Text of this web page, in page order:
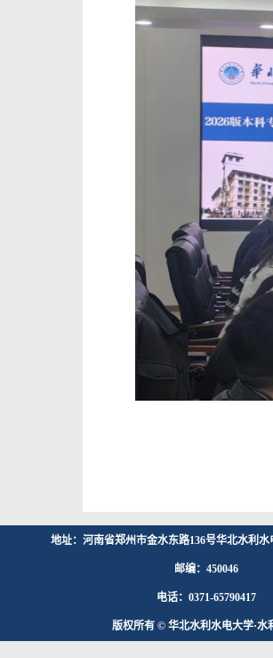
地址：河南省郑州市金水东路136号华北水利
邮编：450046
电话：0371-65790417
版权所有 © 华北水利水电大学·水